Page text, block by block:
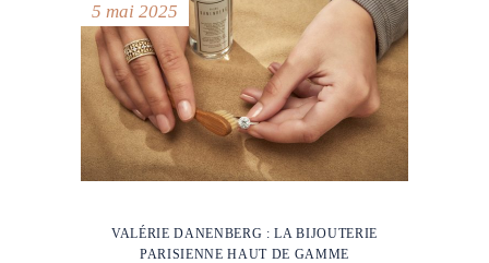
5 mai 2025
VALÉRIE DANENBERG : LA BIJOUTERIE
PARISIENNE HAUT DE GAMME